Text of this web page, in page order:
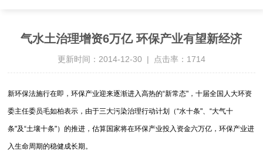
气水土治理增资6万亿 环保产业有望新经济
更新时间：2014-12-30 | 点击率：1714
新环保法施行在即，环保产业迎来逐渐进入高热的“新常态"，十届全国人大环资
委主任委员毛如柏表示，由于三大污染治理行动计划（“水十条"、“大气十
条"及“土壤十条"）的推进，估算国家将在环保产业投入资金六万亿，环保产业进
入生命周期的稳健成长期。